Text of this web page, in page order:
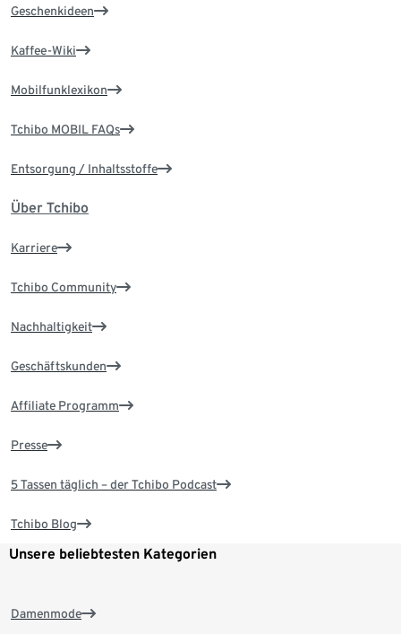
Geschenkideen
Kaffee-Wiki
Mobilfunklexikon
Tchibo MOBIL FAQs
Entsorgung / Inhaltsstoffe
Über Tchibo
Karriere
Tchibo Community
Nachhaltigkeit
Geschäftskunden
Affiliate Programm
Presse
5 Tassen täglich – der Tchibo Podcast
Tchibo Blog
Unsere beliebtesten Kategorien
Damenmode